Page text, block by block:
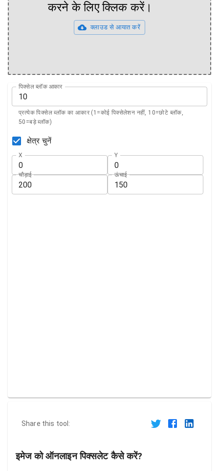
करने के लिए क्लिक करें।
क्लाउड से आयात करें
पिक्सेल ब्लॉक आकार
प्रत्येक पिक्सेल ब्लॉक का आकार (1=कोई पिक्सेलेशन नहीं, 10=छोटे ब्लॉक,
50=बड़े ब्लॉक)
क्षेत्र चुनें
X Y
चौड़ाई ऊंचाई
Share this tool:
इमेज को ऑनलाइन पिक्सलेट कैसे करें?